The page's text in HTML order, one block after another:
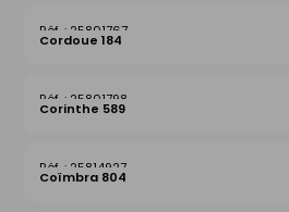
25801767
Cordoue 184
25801798
Corinthe 589
25814927
Coïmbra 804